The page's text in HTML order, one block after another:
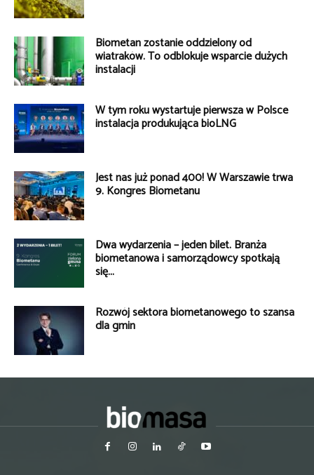
Biometan zostanie oddzielony od
wiatraków. To odblokuje wsparcie dużych
instalacji
W tym roku wystartuje pierwsza w Polsce
instalacja produkująca bioLNG
Jest nas już ponad 400! W Warszawie trwa
9. Kongres Biometanu
Dwa wydarzenia – jeden bilet. Branża
biometanowa i samorządowcy spotkają
się...
Rozwój sektora biometanowego to szansa
dla gmin